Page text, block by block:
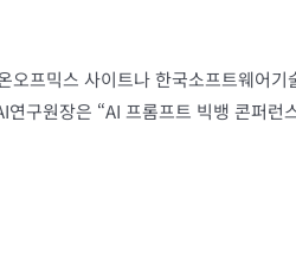
프믹스 사이트나 한국소프트웨어
구원장은 “AI 프롬프트 빅뱅 콘퍼런